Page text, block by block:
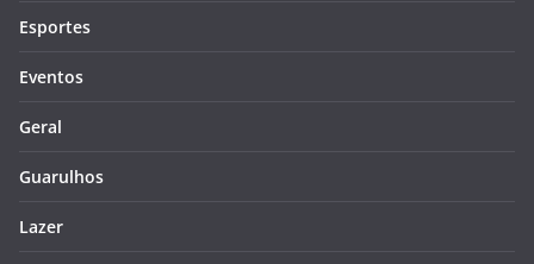
Esportes
Eventos
Geral
Guarulhos
Lazer